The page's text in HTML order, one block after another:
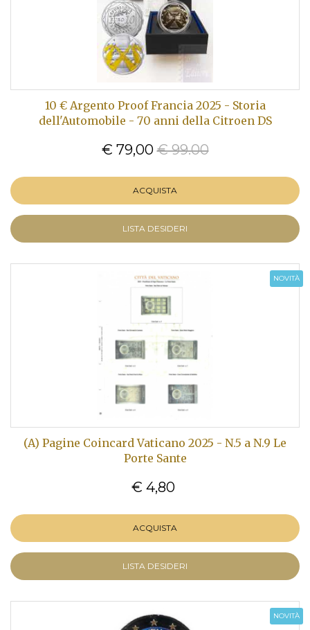
10 € Argento Proof Francia 2025 - Storia
dell'Automobile - 70 anni della Citroen DS
€ 79,00 € 99.00
ACQUISTA
LISTA DESIDERI
NOVITÀ
(A) Pagine Coincard Vaticano 2025 - N.5 a N.9 Le
Porte Sante
€ 4,80
ACQUISTA
LISTA DESIDERI
NOVITÀ